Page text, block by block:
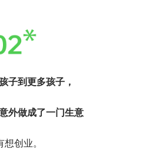
子到更多孩子，
外做成了一门生意
创业。